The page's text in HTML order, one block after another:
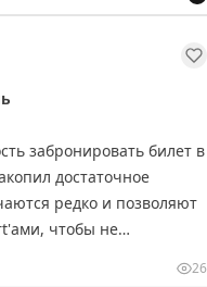
забронировать билет в
достаточное
редко и позволяют
чтобы не
26